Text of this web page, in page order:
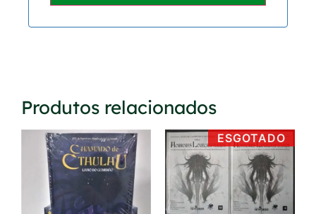
Produtos relacionados
ESGOTADO